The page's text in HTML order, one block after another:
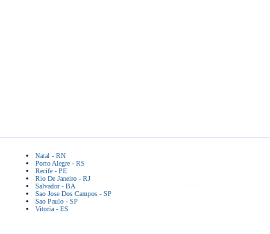
Natal - RN
Porto Alegre - RS
Recife - PE
Rio De Janeiro - RJ
Salvador - BA
Sao Jose Dos Campos - SP
Sao Paulo - SP
Vitoria - ES